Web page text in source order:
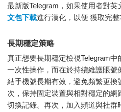
最新版Telegram，如果使用者對英
文包下載進行漢化，以便 獲取完整
長期穩定策略
真正想要長期穩定檢視Telegram
一次性操作，而在於持續維護賬號
結手機號長期有效，避免頻繁更換
次，保持固定裝置與相對穩定的
切換記錄。再次，加入頻道與社群